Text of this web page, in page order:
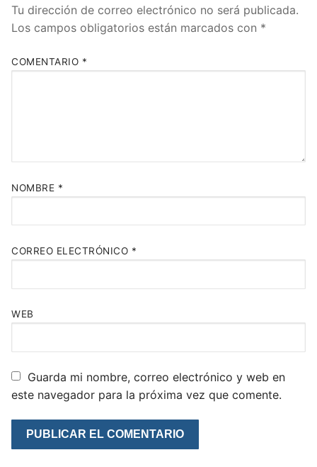
Tu dirección de correo electrónico no será publicada.
Los campos obligatorios están marcados con *
COMENTARIO *
NOMBRE *
CORREO ELECTRÓNICO *
WEB
Guarda mi nombre, correo electrónico y web en
este navegador para la próxima vez que comente.